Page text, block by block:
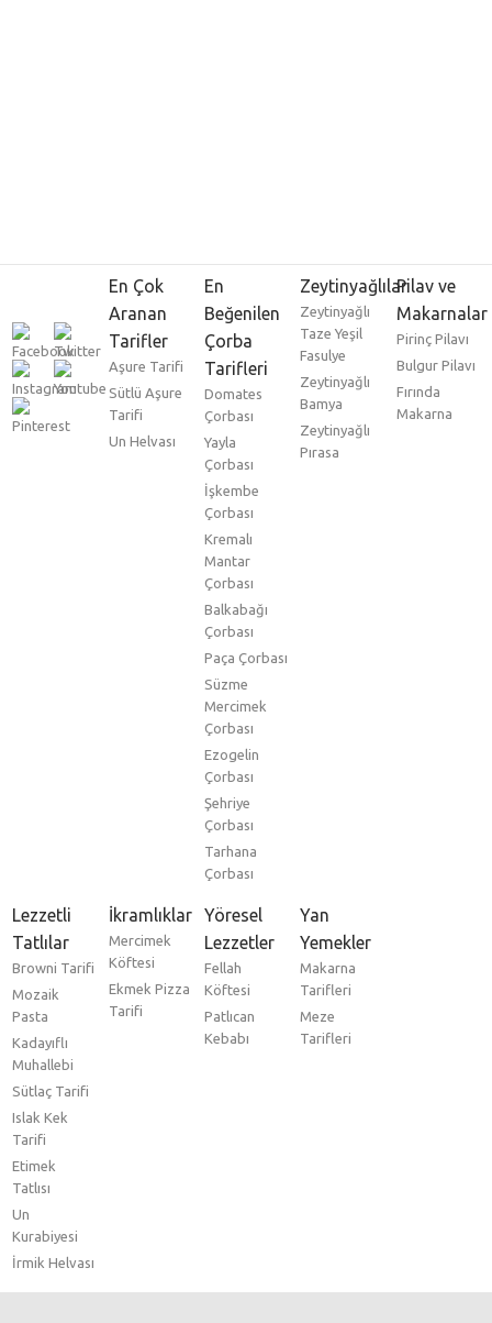
En Çok
Aranan
Tarifler
Aşure Tarifi
Sütlü Aşure
Tarifi
Un Helvası
En
Beğenilen
Çorba
Tarifleri
Domates
Çorbası
Yayla
Çorbası
İşkembe
Çorbası
Kremalı
Mantar
Çorbası
Balkabağı
Çorbası
Paça Çorbası
Süzme
Mercimek
Çorbası
Ezogelin
Çorbası
Şehriye
Çorbası
Tarhana
Çorbası
Zeytinyağlılar
Zeytinyağlı
Taze Yeşil
Fasulye
Zeytinyağlı
Bamya
Zeytinyağlı
Pırasa
Pilav ve
Makarnalar
Pirinç Pilavı
Bulgur Pilavı
Fırında
Makarna
Lezzetli
Tatlılar
Browni Tarifi
Mozaik
Pasta
Kadayıflı
Muhallebi
Sütlaç Tarifi
Islak Kek
Tarifi
Etimek
Tatlısı
Un
Kurabiyesi
İrmik Helvası
İkramlıklar
Mercimek
Köftesi
Ekmek Pizza
Tarifi
Yöresel
Lezzetler
Fellah
Köftesi
Patlıcan
Kebabı
Yan
Yemekler
Makarna
Tarifleri
Meze
Tarifleri